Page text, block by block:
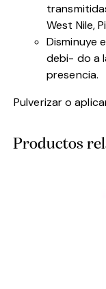
West Nile,
Disminuye
debi- do a
presencia.
Pulverizar o
Productos